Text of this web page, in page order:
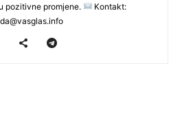
pozitivne promjene.
Kontakt: